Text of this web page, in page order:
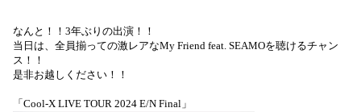
なんと！！3年ぶりの出演！！
当日は、全員揃っての激レアなMy Friend feat. SEAMOを聴けるチャン
ス！！
是非お越しください！！
「Cool-X LIVE TOUR 2024 E/N Final」